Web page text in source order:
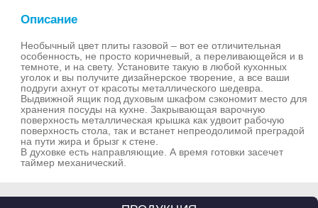
Водонагреватели
накопительные
Описание
Необычный цвет плиты газовой – вот ее отличительная
особенность, не просто коричневый, а переливающейся и в
темноте, и на свету. Установите такую в любой кухонных
уголок и вы получите дизайнерское творение, а все ваши
подруги ахнут от красоты металлического шедевра.
Выдвижной ящик под духовым шкафом сэкономит место для
хранения посуды на кухне. Закрывающая варочную
поверхность металлическая крышка как удвоит рабочую
поверхность стола, так и встанет непреодолимой преградой
на пути жира и брызг к стене.
В духовке есть направляющие. А время готовки засечет
таймер механический.